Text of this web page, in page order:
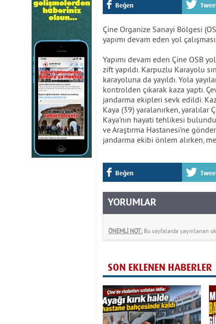
Beğen
Çine Organize Sanayi Bölgesi
yapımı devam eden yol
Yapımı devam eden Çine OSB
zift yapıldı. Karpuzlu Karayolu
karayoluna da yayıldı. Yola
kontrolden çıkarak kaza yaptı.
jandarma ekipleri sevk edildi.
Kaya (39) yaralanırken, yaralılar
Kaya’nın hayati tehlikesi
ve Araştırma Hastanesi’ne
jandarma ekibi önlem alırken,
Beğen
YORUMLAR
ÖNEMLİ NOT: Bu sayfalarda yayınlanan
SON EKLENEN HABERLER